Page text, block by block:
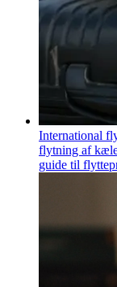
International
flytning af
guide til